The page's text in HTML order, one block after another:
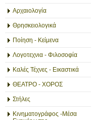
Αρχαιολογία
Θρησκειολογικά
Ποίηση - Κείμενα
Λογοτεχνια - Φιλοσοφία
Καλές Τέχνες - Εικαστικά
ΘΕΑΤΡΟ - ΧΟΡΟΣ
Στήλες
Κινηματογράφος -Μέσα